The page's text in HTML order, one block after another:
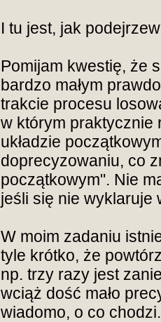
I tu jest, jak
Pomijam kwestię, że
bardzo małym
trakcie procesu
w którym praktycznie
układzie
doprecyzowaniu, co
początkowym". Nie
jeśli się nie wyklaruje
W moim zadaniu
tyle krótko, że
np. trzy razy jest
wciąż dość mało
wiadomo, o co chodzi.